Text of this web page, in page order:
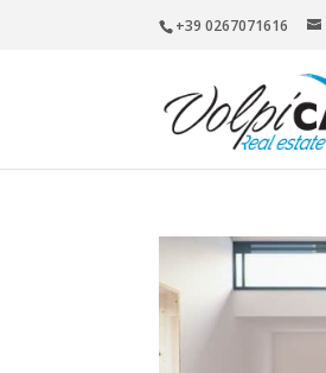
+39 0267071616